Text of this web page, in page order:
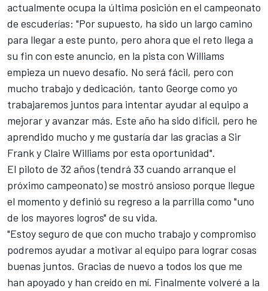
actualmente ocupa la última posición en el campeonato
de escuderías: "Por supuesto, ha sido un largo camino
para llegar a este punto, pero ahora que el reto llega a
su fin con este anuncio, en la pista con Williams
empieza un nuevo desafío. No será fácil, pero con
mucho trabajo y dedicación, tanto George como yo
trabajaremos juntos para intentar ayudar al equipo a
mejorar y avanzar más. Este año ha sido difícil, pero he
aprendido mucho y me gustaría dar las gracias a Sir
Frank y Claire Williams por esta oportunidad".
El piloto de 32 años (tendrá 33 cuando arranque el
próximo campeonato) se mostró ansioso porque llegue
el momento y definió su regreso a la parrilla como "uno
de los mayores logros" de su vida.
"Estoy seguro de que con mucho trabajo y compromiso
podremos ayudar a motivar al equipo para lograr cosas
buenas juntos. Gracias de nuevo a todos los que me
han apoyado y han creído en mí. Finalmente volveré a la